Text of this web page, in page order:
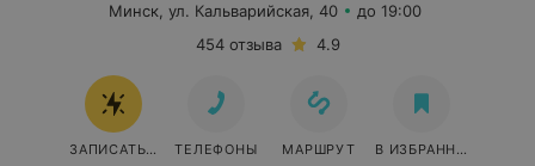
Минск, ул. Кальварийская, 40
до 19:00
454 отзыва
4.9
ЗАПИСАТЬСЯ ОНЛАЙН
ТЕЛЕФОНЫ МАРШРУТ В ИЗБРАННОЕ